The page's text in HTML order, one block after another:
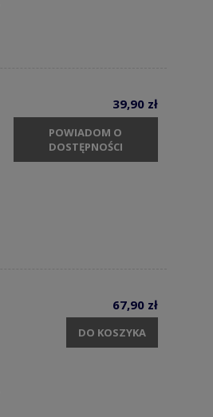
39,90 zł
POWIADOM O
DOSTĘPNOŚCI
67,90 zł
DO KOSZYKA